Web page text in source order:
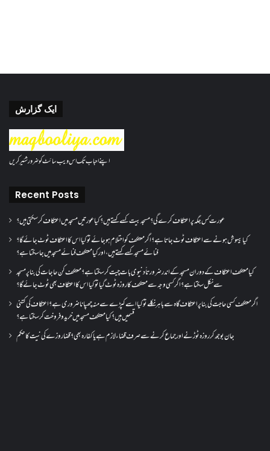
ایک گزارش
اپنے احباب تک اس ویب سائٹ کو ضرور شئیر کریں
Recent Posts
عورت کس جگہ پر اعتکاف کرے گی؟مسجد بیت کسے کہتے ہیں؟کیا عورتیں مسجد میں اعتکاف کر سکتی ہیں؟
کیا بیہوش ہونے سے اعتکاف ٹوٹ جاتا ہے؟ اگر معتکف کو احتلام ہو جائے تو کیا اس کا اعتکاف ٹوٹ جائے گا؟
فنائے مسجد کسے کہتے ہیں ، اور کیا معتکف فنائے مسجد میں جا سکتا ہے؟
کیا معتکف اعتکاف کے دوران مسجد کے اندر ضرورتاً دنیوی بات چیت کر سکتا ہے؟معتکف کن حاجات کی بنا پر مسجد
سے نکل سکتا ہے؟ اگر کسی وجہ سے معتکف کا روزہ ٹوٹ گیا تو کیا اس کا اعتکاف بھی ٹوٹ جائے گا؟
اگر معتکف کسی حاجت کی بنا پر اعتکاف گاہ سے باہر نکلے تو کیا اسے کپڑے سے منہ چھپانا ضروری ہے؟اعتکاف کی کتنی
قسمیں ہیں؟کیا معتکف مسجد میں خرید و فروخت کر سکتا ہے؟
جان بوجھ کر روزہ ٹوڑنے اور جماع کرنے سے صرف قضاء لازم ہے یا کفارہ بھی؟ قضا روزے کی نیت کا حکم